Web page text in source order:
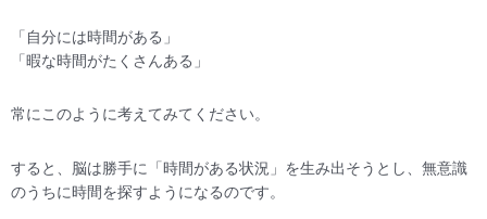
「自分には時間がある」
「暇な時間がたくさんある」
常にこのように考えてみてください。
すると、脳は勝手に「時間がある状況」を生み出そうとし、無意識
のうちに時間を探すようになるのです。